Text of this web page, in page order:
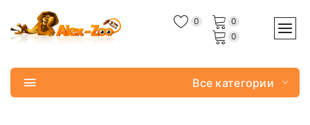
0
0
0
Все категории